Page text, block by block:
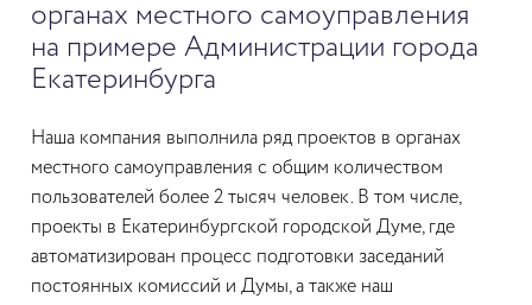
органах местного самоуправления
на примере Администрации города
Екатеринбурга
Наша компания выполнила ряд проектов в органах
местного самоуправления с общим количеством
пользователей более 2 тысяч человек. В том числе,
проекты в Екатеринбургской городской Думе, где
автоматизирован процесс подготовки заседаний
постоянных комиссий и Думы, а также наш